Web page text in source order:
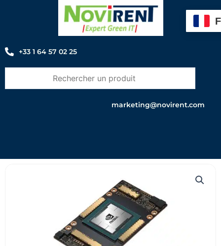
+33 1 64 57 02 25
marketing@novirent.com